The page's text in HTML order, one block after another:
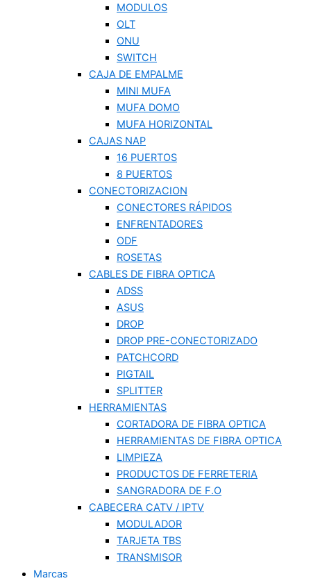
MODULOS
OLT
ONU
SWITCH
CAJA DE EMPALME
MINI MUFA
MUFA DOMO
MUFA HORIZONTAL
CAJAS NAP
16 PUERTOS
8 PUERTOS
CONECTORIZACION
CONECTORES RÁPIDOS
ENFRENTADORES
ODF
ROSETAS
CABLES DE FIBRA OPTICA
ADSS
ASUS
DROP
DROP PRE-CONECTORIZADO
PATCHCORD
PIGTAIL
SPLITTER
HERRAMIENTAS
CORTADORA DE FIBRA OPTICA
HERRAMIENTAS DE FIBRA OPTICA
LIMPIEZA
PRODUCTOS DE FERRETERIA
SANGRADORA DE F.O
CABECERA CATV / IPTV
MODULADOR
TARJETA TBS
TRANSMISOR
Marcas